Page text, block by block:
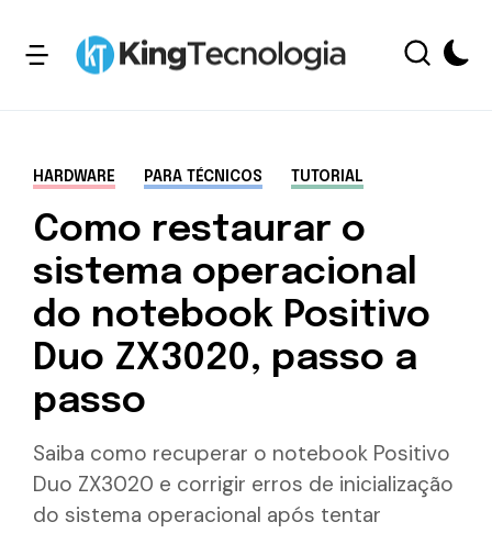
HARDWARE PARA TÉCNICOS TUTORIAL
Como restaurar o
sistema operacional
do notebook Positivo
Duo ZX3020, passo a
passo
Saiba como recuperar o notebook Positivo
Duo ZX3020 e corrigir erros de inicialização
do sistema operacional após tentar